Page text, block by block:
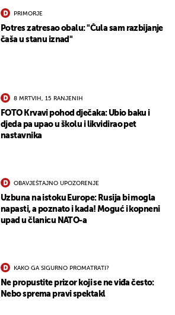
PRIMORJE
Potres zatresao obalu: "Čula sam razbijanje
čaša u stanu iznad"
8 MRTVIH, 15 RANJENIH
FOTO Krvavi pohod dječaka: Ubio baku i
djeda pa upao u školu i likvidirao pet
nastavnika
OBAVJEŠTAJNO UPOZORENJE
Uzbuna na istoku Europe: Rusija bi mogla
napasti, a poznato i kada! Moguć i kopneni
upad u članicu NATO-a
KAKO GA SIGURNO PROMATRATI?
Ne propustite prizor koji se ne viđa često:
Nebo sprema pravi spektakl